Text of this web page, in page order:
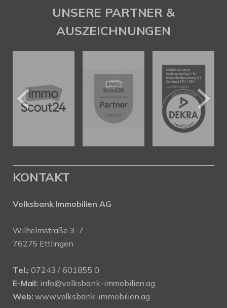
UNSERE PARTNER &
AUSZEICHNUNGEN
KONTAKT
Volksbank Immobilien AG
Wilhelmstraße 3-7
76275 Ettlingen
Tel.: 07243 / 601855 0
E-Mail: info@volksbank-immobilien.ag
Web: www.volksbank-immobilien.ag